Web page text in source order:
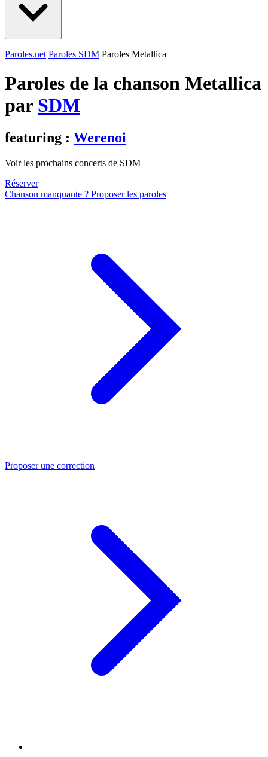
Paroles.net Paroles SDM Paroles Metallica
Paroles de la chanson Metallica
par SDM
featuring : Werenoi
Voir les prochains concerts de SDM
Réserver
Chanson manquante ? Proposer les paroles
Proposer une correction